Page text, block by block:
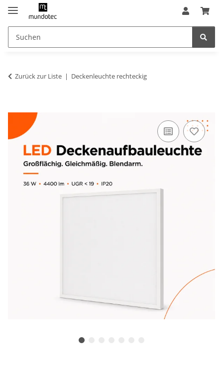
Zurück zur Liste Deckenleuchte rechteckig